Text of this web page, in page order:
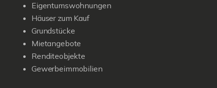
Eigentumswohnungen
Häuser zum Kauf
Grundstücke
Mietangebote
Renditeobjekte
Gewerbeimmobilien